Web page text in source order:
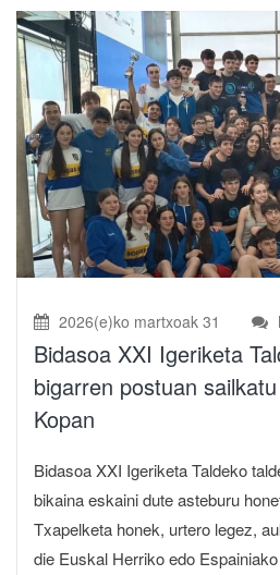
2026(e)ko martxoak 31
Bidasoa XXI Igeriketa
bigarren postuan
Kopan
Bidasoa XXI Igeriketa Taldeko
bikaina eskaini dute asteburu
Txapelketa honek, urtero legez,
die Euskal Herriko edo